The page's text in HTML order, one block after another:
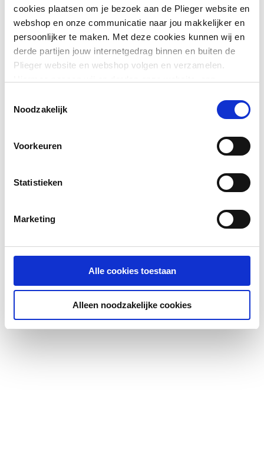
cookies plaatsen om je bezoek aan de Plieger website en
webshop en onze communicatie naar jou makkelijker en
persoonlijker te maken. Met deze cookies kunnen wij en
derde partijen jouw internetgedrag binnen en buiten de
Plieger website en webshop volgen en verzamelen.
We slaan je cookievoorkeur op in je browser.
Noodzakelijk
Voorkeuren
Statistieken
Marketing
Alle cookies toestaan
Alleen noodzakelijke cookies